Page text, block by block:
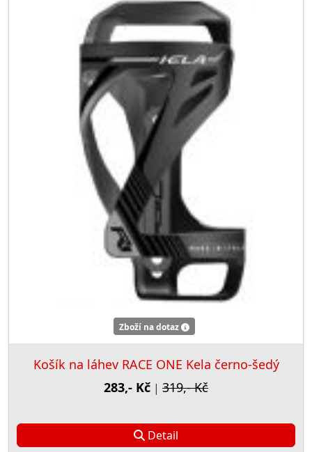
Zboží na dotaz
Košík na láhev RACE ONE Kela černo-šedý
283,- Kč | 319,- Kč
Detail